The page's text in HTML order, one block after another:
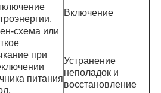
Включение
схема или
при
питания
Устранение
неполадок и
восстановление